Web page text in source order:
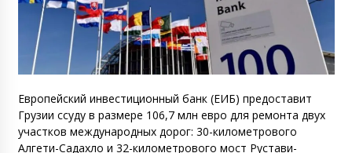
Европейский инвестиционный банк (ЕИБ) предоставит
Грузии ссуду в размере 106,7 млн евро для ремонта двух
участков международных дорог: 30-километрового
Алгети-Садахло и 32-километрового мост Рустави-